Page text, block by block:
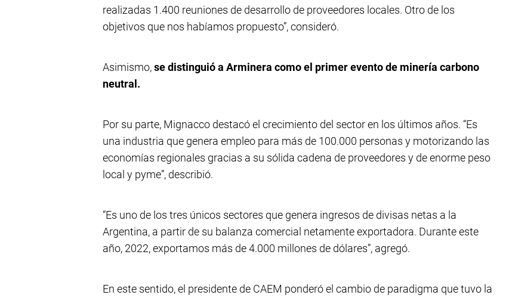
realizadas 1.400 reuniones de desarrollo de proveedores locales. Otro de los
objetivos que nos habíamos propuesto”, consideró.
Asimismo,se distinguió a Arminera como el primer evento de minería carbono
neutral.
Por su parte, Mignacco destacó el crecimiento del sector en los últimos años. “Es
una industria que genera empleo para más de 100.000 personas y motorizando las
economías regionales gracias a su sólida cadena de proveedores y de enorme peso
local y pyme”, describió.
“Es uno de los tres únicos sectores que genera ingresos de divisas netas a la
Argentina, a partir de su balanza comercial netamente exportadora. Durante este
año, 2022, exportamos más de 4.000 millones de dólares”, agregó.
En este sentido, el presidente de CAEM ponderó el cambio de paradigma que tuvo la